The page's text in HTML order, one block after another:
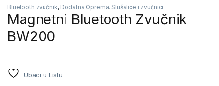
Bluetooth zvučnik, Dodatna Oprema, Slušalice i zvučnici
Magnetni Bluetooth Zvučnik
BW200
Ubaci u Listu